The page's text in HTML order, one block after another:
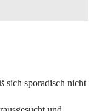
sich sporadisch nicht